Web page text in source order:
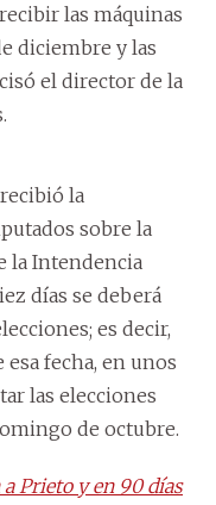
las máquinas
diciembre y las
el director de la
la
sobre la
la Intendencia
días se deberá
es decir,
fecha, en unos
las elecciones
de octubre.
Prieto y en 90 días